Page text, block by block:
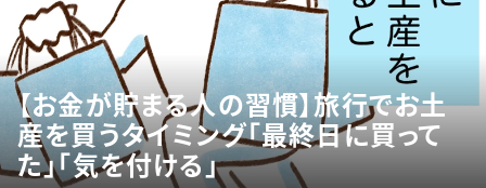
【お金が貯まる人の習慣】旅行でお土
産を買うタイミング「最終日に買って
た」「気を付ける」